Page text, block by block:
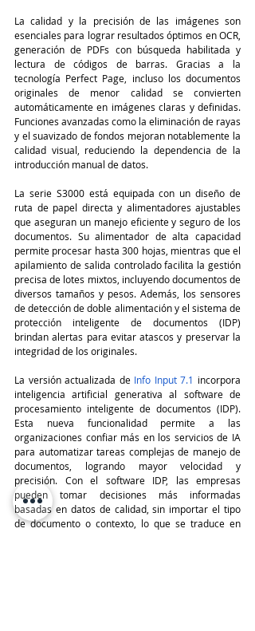
La calidad y la precisión de las imágenes son
esenciales para lograr resultados óptimos en OCR,
generación de PDFs con búsqueda habilitada y
lectura de códigos de barras. Gracias a la
tecnología Perfect Page, incluso los documentos
originales de menor calidad se convierten
automáticamente en imágenes claras y definidas.
Funciones avanzadas como la eliminación de rayas
y el suavizado de fondos mejoran notablemente la
calidad visual, reduciendo la dependencia de la
introducción manual de datos.
La serie S3000 está equipada con un diseño de
ruta de papel directa y alimentadores ajustables
que aseguran un manejo eficiente y seguro de los
documentos. Su alimentador de alta capacidad
permite procesar hasta 300 hojas, mientras que el
apilamiento de salida controlado facilita la gestión
precisa de lotes mixtos, incluyendo documentos de
diversos tamaños y pesos. Además, los sensores
de detección de doble alimentación y el sistema de
protección inteligente de documentos (IDP)
brindan alertas para evitar atascos y preservar la
integridad de los originales.
La versión actualizada de Info Input 7.1 incorpora
inteligencia artificial generativa al software de
procesamiento inteligente de documentos (IDP).
Esta nueva funcionalidad permite a las
organizaciones confiar más en los servicios de IA
para automatizar tareas complejas de manejo de
documentos, logrando mayor velocidad y
precisión. Con el software IDP, las empresas
pueden tomar decisiones más informadas
basadas en datos de calidad, sin importar el tipo
de documento o contexto, lo que se traduce en